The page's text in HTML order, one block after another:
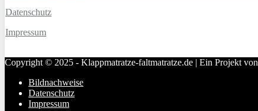
Datenschutz
Impressum
Copyright © 2025 - Klappmatratze-faltmatratze.de | Ein Projekt von
Bildnachweise
Datenschutz
Impressum